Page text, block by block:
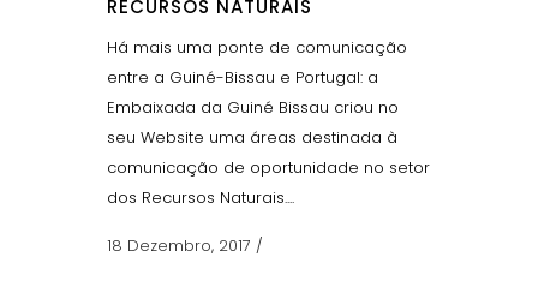
RECURSOS NATURAIS
Há mais uma ponte de comunicação
entre a Guiné-Bissau e Portugal: a
Embaixada da Guiné Bissau criou no
seu Website uma áreas destinada à
comunicação de oportunidade no setor
dos Recursos Naturais....
18 Dezembro, 2017 /